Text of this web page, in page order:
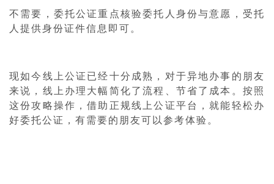
不需要，委托公证重点核验委托人身份与意愿，受托
人提供身份证件信息即可。
现如今线上公证已经十分成熟，对于异地办事的朋友
来说，线上办理大幅简化了流程、节省了成本。按照
这份攻略操作，借助正规线上公证平台，就能轻松办
好委托公证，有需要的朋友可以参考体验。